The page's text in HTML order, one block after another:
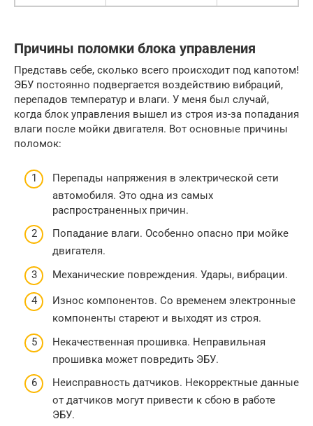
Причины поломки блока управления
Представь себе, сколько всего происходит под капотом!
ЭБУ постоянно подвергается воздействию вибраций,
перепадов температур и влаги. У меня был случай,
когда блок управления вышел из строя из-за попадания
влаги после мойки двигателя. Вот основные причины
поломок:
Перепады напряжения в электрической сети
автомобиля. Это одна из самых
распространенных причин.
Попадание влаги. Особенно опасно при мойке
двигателя.
Механические повреждения. Удары, вибрации.
Износ компонентов. Со временем электронные
компоненты стареют и выходят из строя.
Некачественная прошивка. Неправильная
прошивка может повредить ЭБУ.
Неисправность датчиков. Некорректные данные
от датчиков могут привести к сбою в работе
ЭБУ.